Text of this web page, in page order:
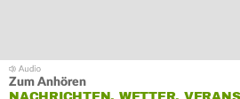
Zum Anhören